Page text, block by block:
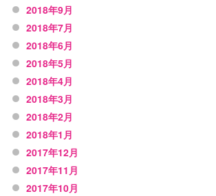
2018年9月
2018年7月
2018年6月
2018年5月
2018年4月
2018年3月
2018年2月
2018年1月
2017年12月
2017年11月
2017年10月